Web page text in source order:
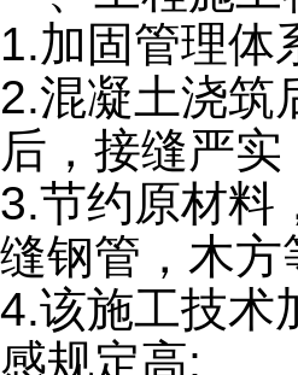
1.加固管理体
2.混凝土浇筑
后，接缝严
3.节约原材料
缝钢管，木
4.该施工技术
感规定高;